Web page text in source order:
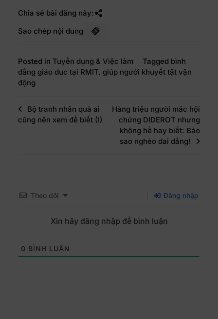
Chia sẻ bài đăng này:
Sao chép nội dung
Posted in Tuyển dụng & Việc làm Tagged bình
đẳng giáo dục tại RMIT, giúp người khuyết tật vận
động
Bộ tranh nhân quả ai
cũng nên xem để biết (I)
Hàng triệu người mắc hội
chứng DIDEROT nhưng
không hề hay biết: Bảo
sao nghèo dai dẳng!
Theo dõi Đăng nhập
Xin hãy đăng nhập để bình luận
0 BÌNH LUẬN